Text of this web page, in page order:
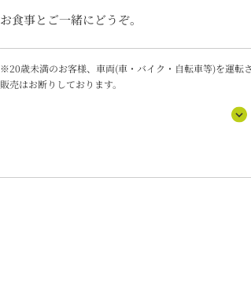
お食事とご一緒にどうぞ。
※20歳未満のお客様、車両(車・バイク・自転車等)を運転
販売はお断りしております。